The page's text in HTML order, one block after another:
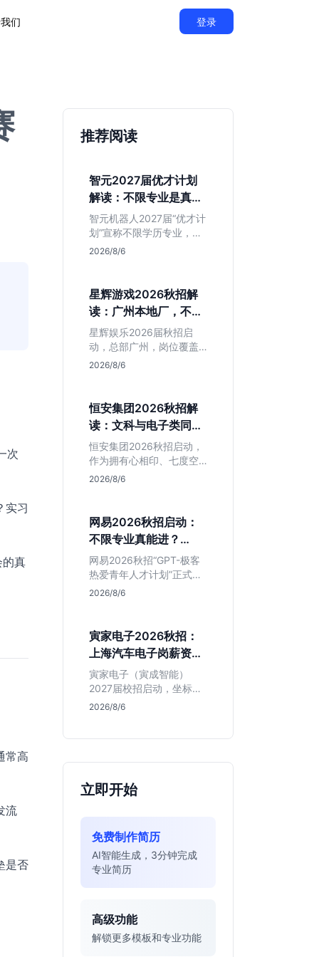
们 登录
次
实习
的真
常高
流
是否
推荐阅读
智元2027届优才计划
解读：不限专业是真的
吗？
智元机器人2027届“优才计
划”宣称不限学历专业，实
则聚焦具身智能顶尖人
真等核心方向，帮你判断
是否值得投递及如何准备
硬核项目。
2026/8/6
星辉游戏2026秋招解
读：广州本地厂，不限
专业但薪资面议
星辉娱乐2026届秋招启
动，总部广州，岗位覆盖
技术、美术、策划。PHP
想接触项目全流程的应届
生，追求大厂光环者慎
投。
2026/8/6
恒安集团2026秋招解
读：文科与电子类同学
的稳妥选择？
恒安集团2026秋招启动，
作为拥有心相印、七度空
间等国民品牌的快消巨
生项目，明确文商科主攻
品牌营销、理工科侧重技
术支持的岗位逻辑，客观
分析传统制造业薪资平稳
但平台扎实的特点，助应
届生快速判断投递价值。
2026/8/6
网易2026秋招启动：
不限专业真能进？
GPT-极客计划解读
网易2026秋招“GPT-极客
热爱青年人才计划”正式开
启，主打不限专业与学
划、算法），分析非科班
同学的投递机会与真实门
槛，帮你判断是否值得
投。
2026/8/6
寅家电子2026秋招：
上海汽车电子岗薪资与
岗位全解析
寅家电子（寅成智能）
2027届校招启动，坐标上
海。本文解析百人规模汽
成长路径，助你判断是否
2026/8/6
立即开始
免费制作简历
AI智能生成，3分钟完成
专业简历
高级功能
解锁更多模板和专业功能